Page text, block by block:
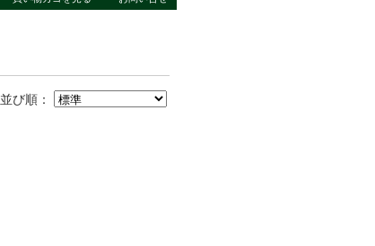
並び順：